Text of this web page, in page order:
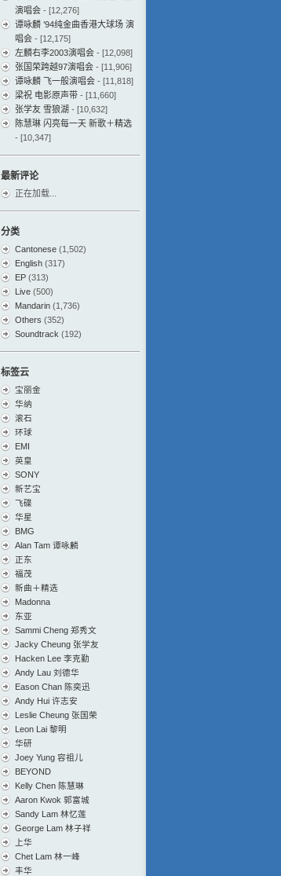
演唱会 - [12,276]
谭咏麟 ’94纯金曲香港大球场 演
唱会 - [12,175]
左麟右李2003演唱会 - [12,098]
张国荣跨越97演唱会 - [11,906]
谭咏麟 飞一般演唱会 - [11,818]
梁祝 电影原声带 - [11,660]
张学友 雪狼湖 - [10,632]
陈慧琳 闪亮每一天 新歌＋精选
- [10,347]
最新评论
正在加载...
分类
Cantonese (1,502)
English (317)
EP (313)
Live (500)
Mandarin (1,736)
Others (352)
Soundtrack (192)
标签云
宝丽金
华纳
滚石
环球
EMI
英皇
SONY
新艺宝
飞碟
华星
BMG
Alan Tam 谭咏麟
正东
福茂
新曲＋精选
Madonna
东亚
Sammi Cheng 郑秀文
Jacky Cheung 张学友
Hacken Lee 李克勤
Andy Lau 刘德华
Eason Chan 陈奕迅
Andy Hui 许志安
Leslie Cheung 张国荣
Leon Lai 黎明
华研
Joey Yung 容祖儿
BEYOND
Kelly Chen 陈慧琳
Aaron Kwok 郭富城
Sandy Lam 林忆莲
George Lam 林子祥
上华
Chet Lam 林一峰
丰华